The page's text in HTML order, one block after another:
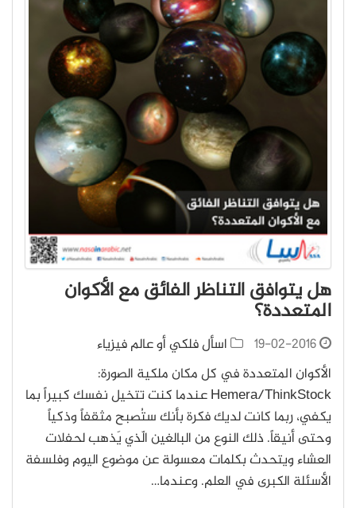
هل يتوافق التناظر الفائق مع الأكوان
المتعددة؟
19-02-2016
اسأل فلكي أو عالم فيزياء
الأكوان المتعددة في كل مكان ملكية الصورة:
Hemera/ThinkStock عندما كنت تتخيل نفسك كبيراً بما
يكفي، ربما كانت لديك فكرة بأنك ستُصبح مثقفاً وذكياً
وحتى أنيقاً. ذلك النوع من البالغين الّذي يَذهب لحفلات
العشاء ويتحدث بكلمات معسولة عن موضوع اليوم وفلسفة
الأسئلة الكبرى في العلم. وعندما…